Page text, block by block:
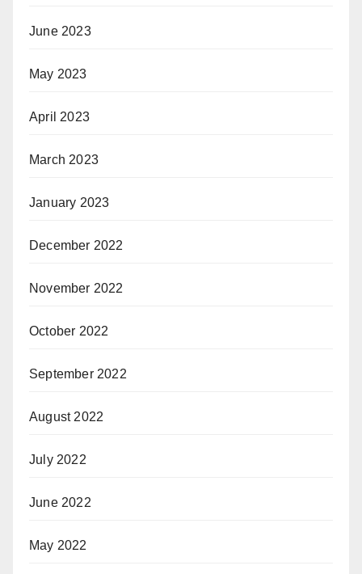
June 2023
May 2023
April 2023
March 2023
January 2023
December 2022
November 2022
October 2022
September 2022
August 2022
July 2022
June 2022
May 2022